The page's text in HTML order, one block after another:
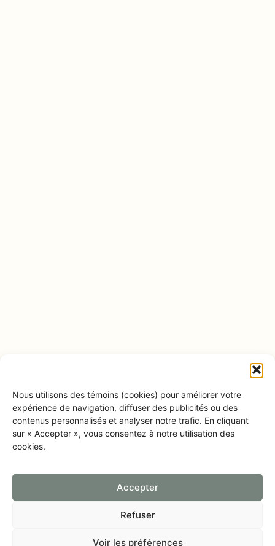
Nous utilisons des témoins (cookies) pour améliorer votre
expérience de navigation, diffuser des publicités ou des
contenus personnalisés et analyser notre trafic. En cliquant
sur « Accepter », vous consentez à notre utilisation des
cookies.
Accepter
Refuser
Voir les préférences